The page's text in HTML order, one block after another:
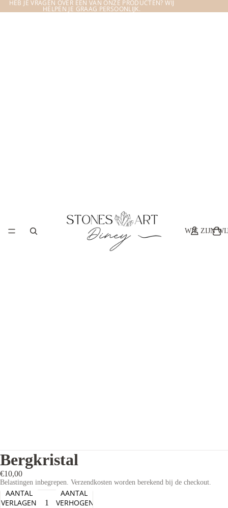
HEB JE VRAGEN OVER EEN VAN ONZE PRODUCTEN? WIJ
HELPEN JE GRAAG PERSOONLIJK.
WIE ZIJN
Bergkristal
€10,00
Belastingen inbegrepen. Verzendkosten worden berekend bij de checkout.
AANTAL
VERLAGEN
AANTAL
VERHOGEN